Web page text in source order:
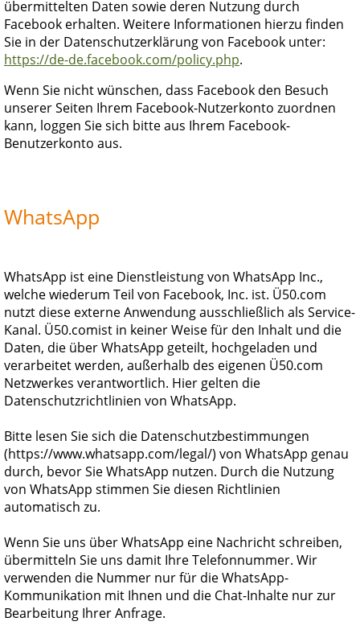
übermittelten Daten sowie deren Nutzung durch
Facebook erhalten. Weitere Informationen hierzu finden
Sie in der Datenschutzerklärung von Facebook unter:
https://de-de.facebook.com/policy.php.
Wenn Sie nicht wünschen, dass Facebook den Besuch
unserer Seiten Ihrem Facebook-Nutzerkonto zuordnen
kann, loggen Sie sich bitte aus Ihrem Facebook-
Benutzerkonto aus.
WhatsApp
WhatsApp ist eine Dienstleistung von WhatsApp Inc.,
welche wiederum Teil von Facebook, Inc. ist. Ü50.com
nutzt diese externe Anwendung ausschließlich als Service-
Kanal. Ü50.comist in keiner Weise für den Inhalt und die
Daten, die über WhatsApp geteilt, hochgeladen und
verarbeitet werden, außerhalb des eigenen Ü50.com
Netzwerkes verantwortlich. Hier gelten die
Datenschutzrichtlinien von WhatsApp.
Bitte lesen Sie sich die Datenschutzbestimmungen
(https://www.whatsapp.com/legal/) von WhatsApp genau
durch, bevor Sie WhatsApp nutzen. Durch die Nutzung
von WhatsApp stimmen Sie diesen Richtlinien
automatisch zu.
Wenn Sie uns über WhatsApp eine Nachricht schreiben,
übermitteln Sie uns damit Ihre Telefonnummer. Wir
verwenden die Nummer nur für die WhatsApp-
Kommunikation mit Ihnen und die Chat-Inhalte nur zur
Bearbeitung Ihrer Anfrage.